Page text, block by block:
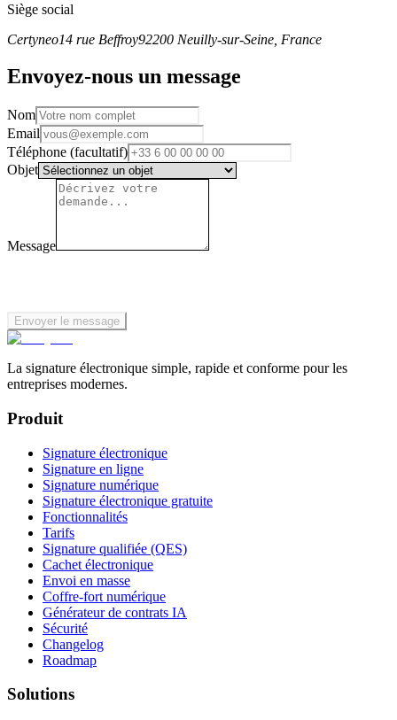
Siège social
Certyneo14 rue Beffroy92200 Neuilly-sur-Seine, France
Envoyez-nous un message
Nom
Email
Téléphone (facultatif)
Objet
Message
Envoyer le message
La signature électronique simple, rapide et conforme pour les
entreprises modernes.
Produit
Signature électronique
Signature en ligne
Signature numérique
Signature électronique gratuite
Fonctionnalités
Tarifs
Signature qualifiée (QES)
Cachet électronique
Envoi en masse
Coffre-fort numérique
Générateur de contrats IA
Sécurité
Changelog
Roadmap
Solutions